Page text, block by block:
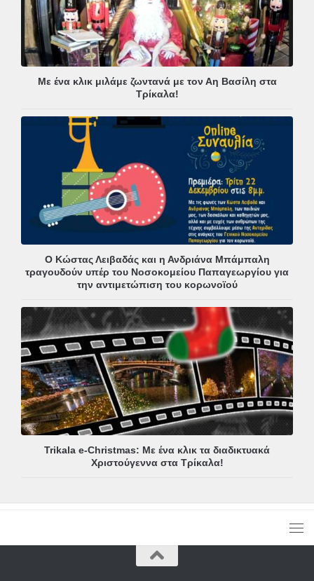
Με ένα κλικ μιλάμε ζωντανά με τον Αη Βασίλη στα
Τρίκαλα!
Ο Κώστας Λειβαδάς και η Ανδριάνα Μπάμπαλη
τραγουδούν υπέρ του Νοσοκομείου Παπαγεωργίου για
την αντιμετώπιση του κορωνοϊού
Trikala e-Christmas: Με ένα κλικ τα διαδικτυακά
Χριστούγεννα στα Τρίκαλα!